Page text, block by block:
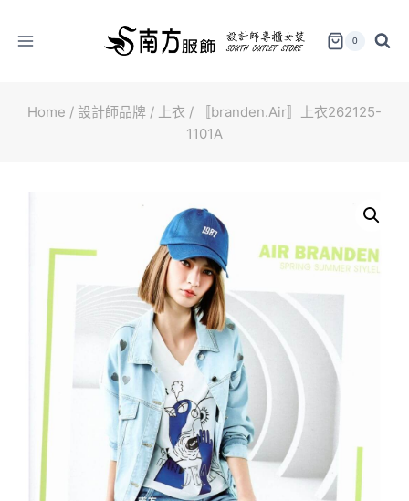
0
Home / 設計師品牌 / 上衣 /
〚branden.Air〛上衣262125-
1101A